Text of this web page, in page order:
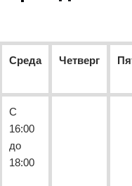
Среда Четверг
С
16:00
до
18:00